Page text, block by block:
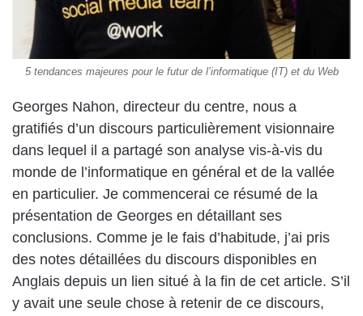
5 tendances majeures pour le futur de l’informatique (IT) et du Web
Georges Nahon, directeur du centre, nous a
gratifiés d’un discours particulièrement visionnaire
dans lequel il a partagé son analyse vis-à-vis du
monde de l’informatique en général et de la vallée
en particulier. Je commencerai ce résumé de la
présentation de Georges en détaillant ses
conclusions. Comme je le fais d’habitude, j’ai pris
des notes détaillées du discours disponibles en
Anglais depuis un lien situé à la fin de cet article. S’il
y avait une seule chose à retenir de ce discours,